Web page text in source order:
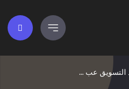
التسويق عب ...